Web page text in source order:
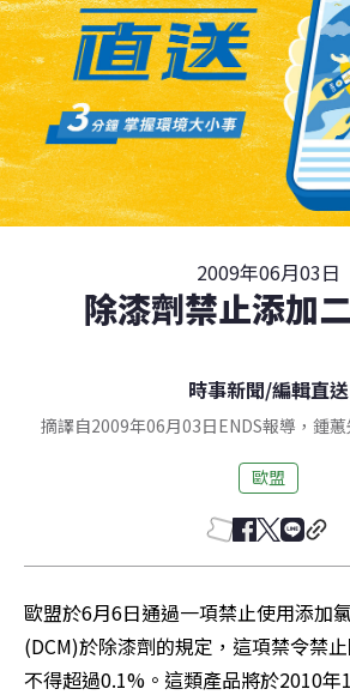
2009年06月03日
除漆劑禁止添加
時事新聞/編輯直送
摘譯自2009年06月03日ENDS報導，鍾
歐盟
歐盟於6月6日通過一項禁止使用添加
(DCM)於除漆劑的規定，這項禁令禁
不得超過0.1%。這類產品將於2010年